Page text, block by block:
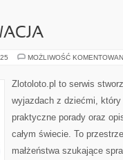
MOŻLIWOŚĆ
Zlotoloto.pl to serwis
wyjazdach z dziećmi, który
praktyczne porady oraz
całym świecie. To
małżeństwa szukające